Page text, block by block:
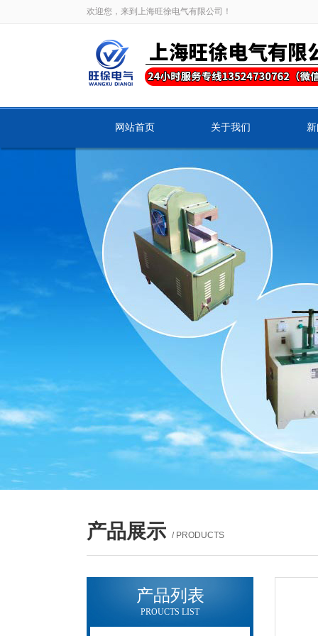
欢迎您，来到上海旺徐电气有限公司！
网站首页 关于我们
产品展示 / PRODUCTS
产品列表
PROUCTS LIST